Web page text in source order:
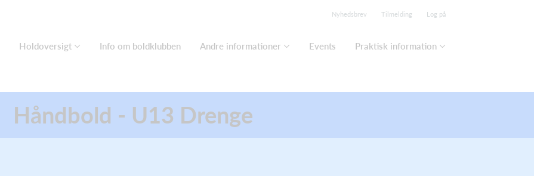
Nyhedsbrev Tilmelding Log på
Holdoversigt Info om boldklubben Andre informationer Events Praktisk information
Håndbold - U13 Drenge